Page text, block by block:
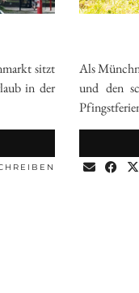
sitzt
in der
Als
und den